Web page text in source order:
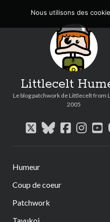
Littlecelt
Le blog patchwork de Littlecelt from
2005
twitterbluesky
Humeur
Coup de coeur
Patchwork
Nous utilisons des